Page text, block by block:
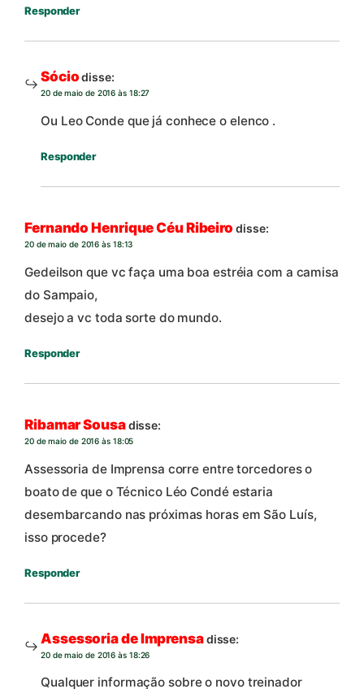
Responder
Sócio disse:
20 de maio de 2016 às 18:27
Ou Leo Conde que já conhece o elenco .
Responder
Fernando Henrique Céu Ribeiro disse:
20 de maio de 2016 às 18:13
Gedeilson que vc faça uma boa estréia com a camisa
do Sampaio,
desejo a vc toda sorte do mundo.
Responder
Ribamar Sousadisse:
20 de maio de 2016 às 18:05
Assessoria de Imprensa corre entre torcedores o
boato de que o Técnico Léo Condé estaria
desembarcando nas próximas horas em São Luís,
isso procede?
Responder
Assessoria de Imprensadisse:
20 de maio de 2016 às 18:26
Qualquer informação sobre o novo treinador